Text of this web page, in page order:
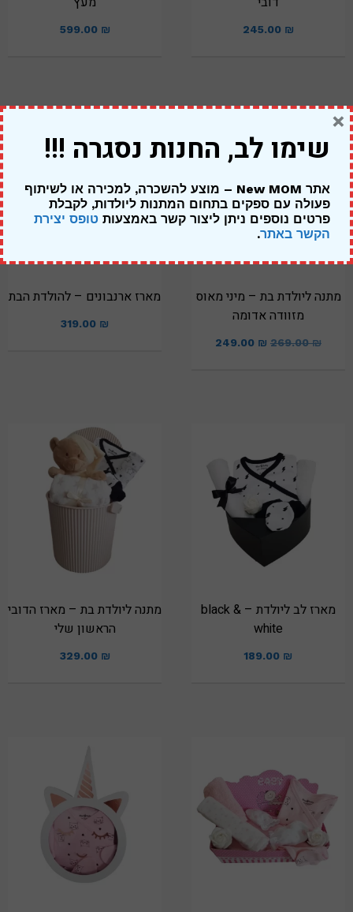
245.00 ₪
599.00 ₪
מתנה ליולדת בת – מיני מאוס
מזוודה אדומה
269.00₪
249.00 ₪
מארז ארנבונים – להולדת הבת
319.00 ₪
מארז לב ליולדת – black &
white
189.00 ₪
מתנה ליולדת בת – מארז הדובי
הראשון שלי
329.00 ₪
שימו לב, החנות נסגרה !!!
אתר New MOM – מוצע להשכרה, למכירה או לשיתוף
פעולה עם ספקים בתחום המתנות ליולדות, לקבלת
פרטים נוספים ניתן ליצור קשר באמצעות טופס יצירת
הקשר באתר.
×